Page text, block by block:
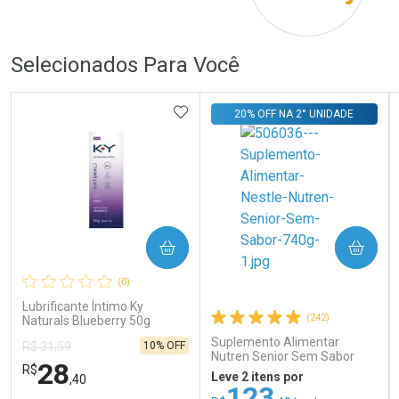
Por R$ 839,00/cada
Por R$ 839,00/cada
Selecionados Para Você
(0)
Lubrificante Íntimo Ky
Naturals Blueberry 50g
R$ 31,59
R$28,40
10% OFF
ADICIONAR AOS FAVORITOS
COMPRAR
(242)
Suplemento Alimentar
Nutren Senior Sem Sabor
740g
20% OFF NA 2° UNIDADE
Leve 2 itens por
COMPRAR